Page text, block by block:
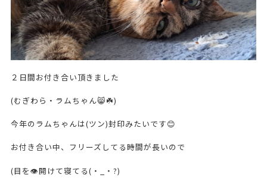
２日間お付き合い頂きました
(むぎわら・ラムちゃん😸☘️)
今年のラムちゃんは(ツン)封印みたいです😊
お付き合い中、フリーズしてる時間が長いので
(目を👁️開けて寝てる(・_・?)